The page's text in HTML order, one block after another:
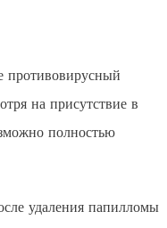
противовирусный
на присутствие в
полностью
удаления папилломы